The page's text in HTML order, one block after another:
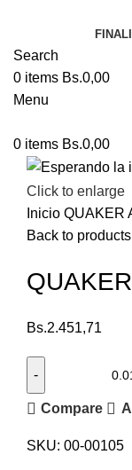
Search
0 items Bs.0,00
Menu
0 items Bs.0,00
Click to enlarge
Inicio QUAKER
Back to products
Bs.2.451,71
Compare
SKU: 00-00105